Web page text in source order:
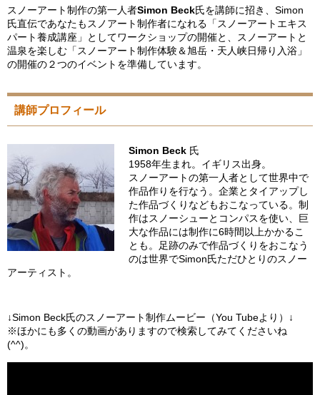
スノーアート制作の第一人者Simon Beck氏を講師に招き、Simon
氏直伝であなたもスノアート制作者になれる「スノーアートエキス
パート養成講座」としてワークショップの開催と、スノーアートと
温泉を楽しむ「スノーアート制作体験＆旭岳・天人峡日帰り入浴」
の開催の２つのイベントを準備しています。
講師プロフィール
Simon Beck 氏
1958年生まれ。イギリス出身。
スノーアートの第一人者として世界中で
作品作りを行なう。企業とタイアップし
た作品づくりなどもおこなっている。制
作はスノーシューとコンパスを使い、巨
大な作品には制作に6時間以上かかるこ
とも。足跡のみで作品づくりをおこなう
のは世界でSimon氏ただひとりのスノー
アーティスト。
↓Simon Beck氏のスノーアート制作ムービー（You Tubeより）↓
※ほかにも多くの動画がありますので検索してみてくださいね
(^^)。